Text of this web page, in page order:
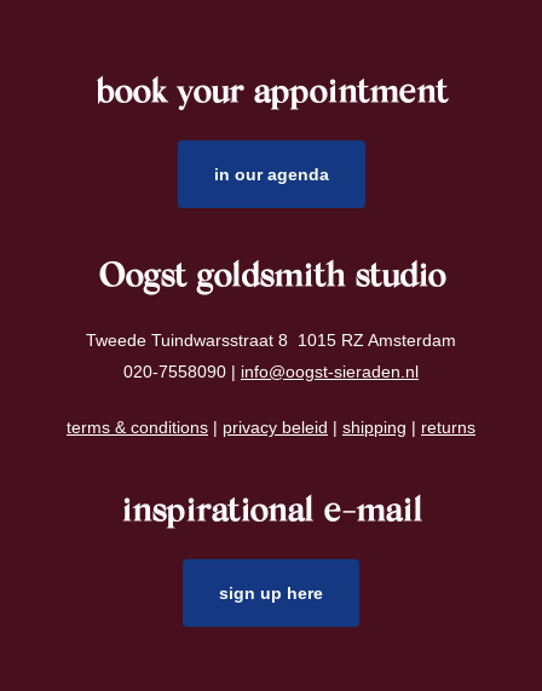
book your appointment
in our agenda
Oogst goldsmith studio
Tweede Tuindwarsstraat 8 1015 RZ Amsterdam
020-7558090 | info@oogst-sieraden.nl
terms & conditions | privacy beleid | shipping | returns
inspirational e-mail
sign up here